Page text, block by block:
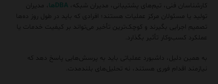
کارشناسان فنی، تیم‌های پشتیبانی، مدیران شبکه،DBAها
، مدیران
تولید یا مسئولان مرکز عملیات هستند؛ افرادی که باید در طول روز ده‌ها
تصمیم اجرایی بگیرند و کوچک‌ترین تأخیر می‌تواند بر کیفیت خدمات یا
عملکرد کسب‌وکار تأثیر بگذارد.
به همین دلیل، داشبورد عملیاتی باید به پرسش‌هایی پاسخ دهد که
نیازمند اقدام فوری هستند، نه تحلیل‌های بلندمدت.